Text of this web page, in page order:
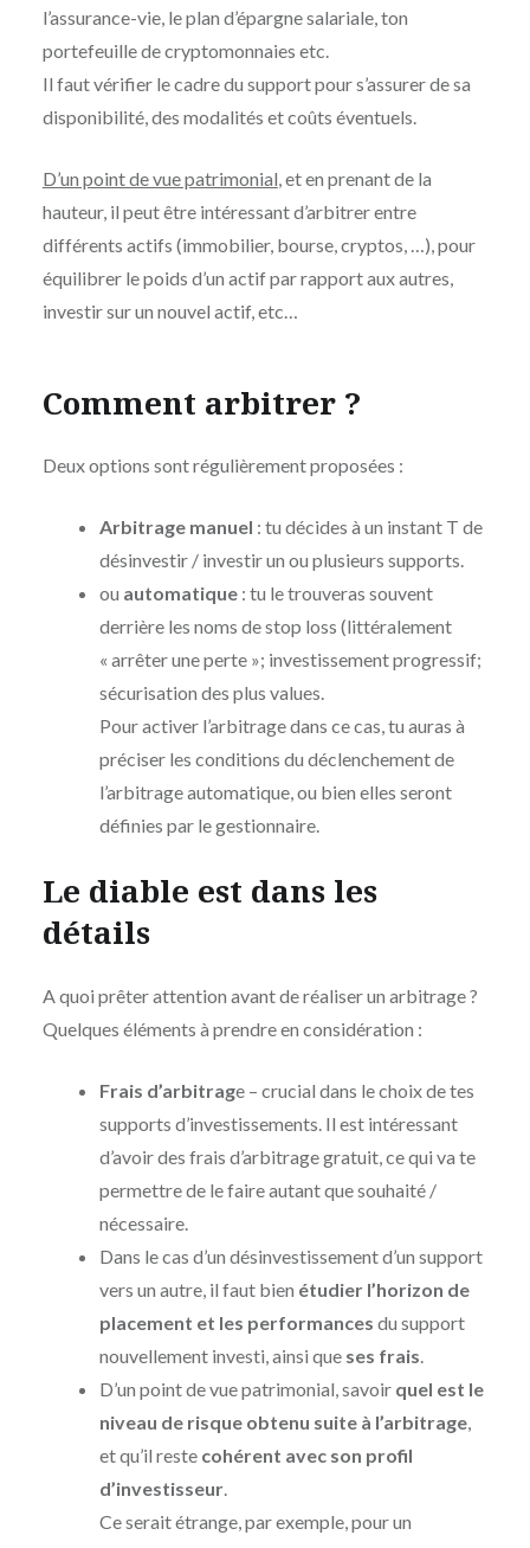
l’assurance-vie, le plan d’épargne salariale, ton
portefeuille de cryptomonnaies etc.
Il faut vérifier le cadre du support pour s’assurer de sa
disponibilité, des modalités et coûts éventuels.
D’un point de vue patrimonial, et en prenant de la
hauteur, il peut être intéressant d’arbitrer entre
différents actifs (immobilier, bourse, cryptos, …), pour
équilibrer le poids d’un actif par rapport aux autres,
investir sur un nouvel actif, etc…
Comment arbitrer ?
Deux options sont régulièrement proposées :
Arbitrage manuel : tu décides à un instant T de
désinvestir / investir un ou plusieurs supports.
ou automatique: tu le trouveras souvent
derrière les noms de stop loss (littéralement
« arrêter une perte »; investissement progressif;
sécurisation des plus values.
Pour activer l’arbitrage dans ce cas, tu auras à
préciser les conditions du déclenchement de
l’arbitrage automatique, ou bien elles seront
définies par le gestionnaire.
Le diable est dans les
détails
A quoi prêter attention avant de réaliser un arbitrage ?
Quelques éléments à prendre en considération :
Frais d’arbitrage – crucial dans le choix de tes
supports d’investissements. Il est intéressant
d’avoir des frais d’arbitrage gratuit, ce qui va te
permettre de le faire autant que souhaité /
nécessaire.
Dans le cas d’un désinvestissement d’un support
vers un autre, il faut bien étudier l’horizon de
placement et les performances du support
nouvellement investi, ainsi que ses frais.
D’un point de vue patrimonial, savoir quel est le
niveau de risque obtenu suite à l’arbitrage,
et qu’il restecohérent avec son profil
d’investisseur.
Ce serait étrange, par exemple, pour un